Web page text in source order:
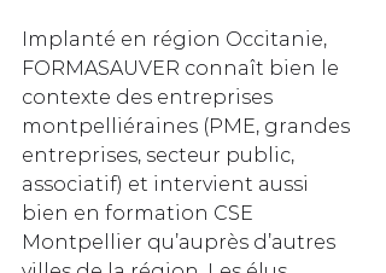
Implanté en région Occitanie,
FORMASAUVER connaît bien le
contexte des entreprises
montpelliéraines (PME, grandes
entreprises, secteur public,
associatif) et intervient aussi
bien en formation CSE
Montpellier qu’auprès d’autres